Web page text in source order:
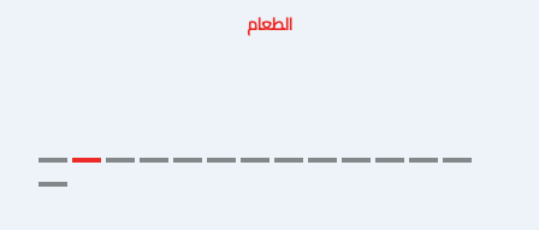
الطعام